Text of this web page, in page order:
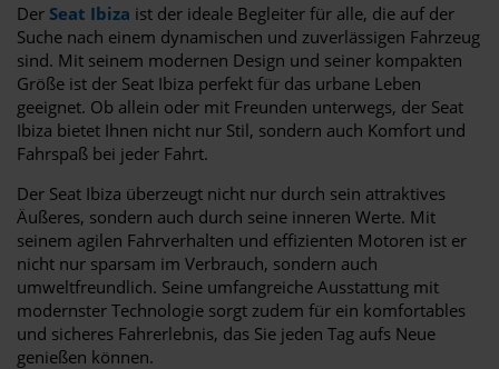
Der Seat Ibiza ist der ideale Begleiter für alle, die auf der
Suche nach einem dynamischen und zuverlässigen Fahrzeug
sind. Mit seinem modernen Design und seiner kompakten
Größe ist der Seat Ibiza perfekt für das urbane Leben
geeignet. Ob allein oder mit Freunden unterwegs, der Seat
Ibiza bietet Ihnen nicht nur Stil, sondern auch Komfort und
Fahrspaß bei jeder Fahrt.
Der Seat Ibiza überzeugt nicht nur durch sein attraktives
Äußeres, sondern auch durch seine inneren Werte. Mit
seinem agilen Fahrverhalten und effizienten Motoren ist er
nicht nur sparsam im Verbrauch, sondern auch
umweltfreundlich. Seine umfangreiche Ausstattung mit
modernster Technologie sorgt zudem für ein komfortables
und sicheres Fahrerlebnis, das Sie jeden Tag aufs Neue
genießen können.